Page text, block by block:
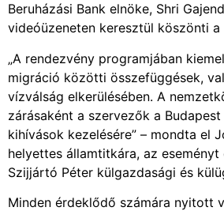
Beruházási Bank elnöke, Shri
videóüzeneten keresztül köszönti
„A rendezvény programjában
migráció közötti összefüggések,
vízválság elkerülésében. A
zárásaként a szervezők a
kihívások kezelésére” – mondta el
helyettes államtitkára, az
Szijjártó Péter külgazdasági és
Minden érdeklődő számára nyitott